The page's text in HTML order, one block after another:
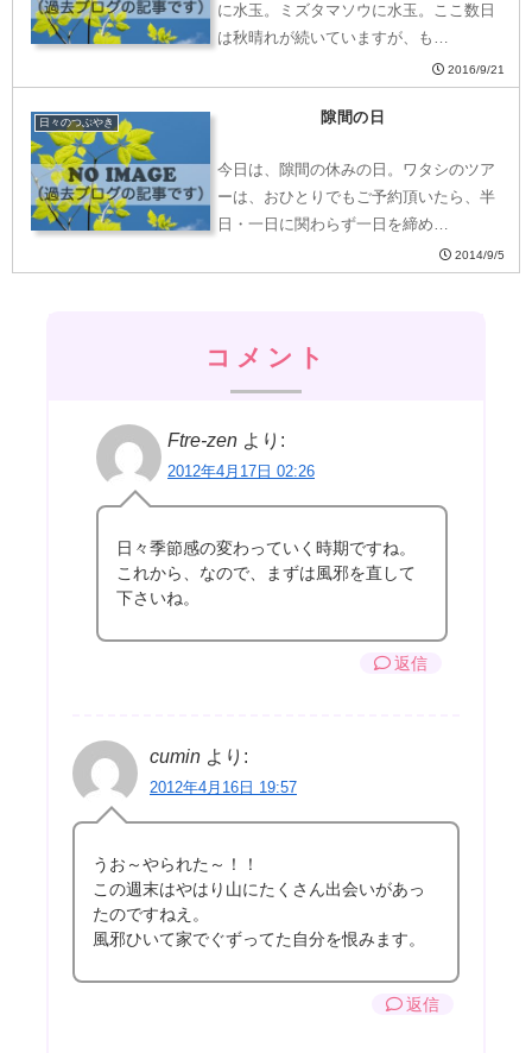
に水玉。ミズタマソウに水玉。ここ数日
は秋晴れが続いていますが、も…
2016/9/21
日々のつぶやき 隙間の日
今日は、隙間の休みの日。ワタシのツア
ーは、おひとりでもご予約頂いたら、半
日・一日に関わらず一日を締め…
2014/9/5
コメント
Ftre-zen より:
2012年4月17日 02:26
日々季節感の変わっていく時期ですね。
これから、なので、まずは風邪を直して
下さいね。
返信
cumin より:
2012年4月16日 19:57
うお～やられた～！！
この週末はやはり山にたくさん出会いがあっ
たのですねえ。
風邪ひいて家でぐずってた自分を恨みます。
返信